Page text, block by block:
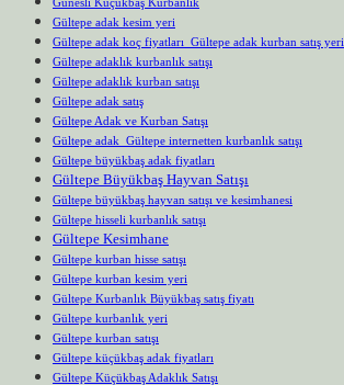
Gültepe adak kesim yeri
Gültepe adak koç fiyatları Gültepe adak kurban satış yeri
Gültepe adaklık kurbanlık satışı
Gültepe adaklık kurban satışı
Gültepe adak satış
Gültepe Adak ve Kurban Satışı
Gültepe adak Gültepe internetten kurbanlık satışı
Gültepe büyükbaş adak fiyatları
Gültepe Büyükbaş Hayvan Satışı
Gültepe büyükbaş hayvan satışı ve kesimhanesi
Gültepe hisseli kurbanlık satışı
Gültepe Kesimhane
Gültepe kurban hisse satışı
Gültepe kurban kesim yeri
Gültepe Kurbanlık Büyükbaş satış fiyatı
Gültepe kurbanlık yeri
Gültepe kurban satışı
Gültepe küçükbaş adak fiyatları
Gültepe Küçükbaş Adaklık Satışı